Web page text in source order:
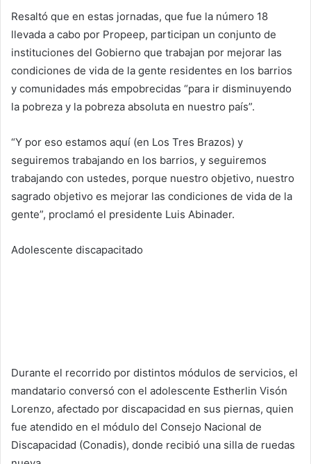
Resaltó que en estas jornadas, que fue la número 18
llevada a cabo por Propeep, participan un conjunto de
instituciones del Gobierno que trabajan por mejorar las
condiciones de vida de la gente residentes en los barrios
y comunidades más empobrecidas “para ir disminuyendo
la pobreza y la pobreza absoluta en nuestro país”.
“Y por eso estamos aquí (en Los Tres Brazos) y
seguiremos trabajando en los barrios, y seguiremos
trabajando con ustedes, porque nuestro objetivo, nuestro
sagrado objetivo es mejorar las condiciones de vida de la
gente”, proclamó el presidente Luis Abinader.
Adolescente discapacitado
Durante el recorrido por distintos módulos de servicios, el
mandatario conversó con el adolescente Estherlin Visón
Lorenzo, afectado por discapacidad en sus piernas, quien
fue atendido en el módulo del Consejo Nacional de
Discapacidad (Conadis), donde recibió una silla de ruedas